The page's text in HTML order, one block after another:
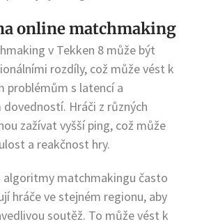
online matchmaking
v Tekken 8 může být
rozdíly, což může vést k
problémům s latencí a
dovedností. Hráči z různých
zažívat vyšší ping, což může
a reakčnost hry.
algoritmy matchmakingu často
hráče ve stejném regionu, aby
soutěž. To může vést k